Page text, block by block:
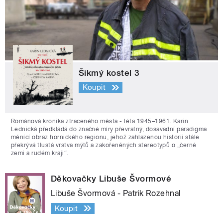
Šikmý kostel 3
Koupit
Románová kronika ztraceného města - léta 1945–1961. Karin
Lednická předkládá do značné míry převratný, dosavadní paradigma
měnící obraz hornického regionu, jehož zahlazenou historii stále
překrývá tlustá vrstva mýtů a zakořeněných stereotypů o „černé
zemi a rudém kraji“.
Děkovačky Libuše Švormové
Libuše Švormová - Patrik Rozehnal
Koupit